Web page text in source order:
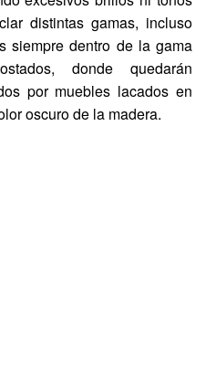
distintas gamas, incluso
siempre dentro de la gama
donde quedarán
por muebles lacados en
oscuro de la madera.